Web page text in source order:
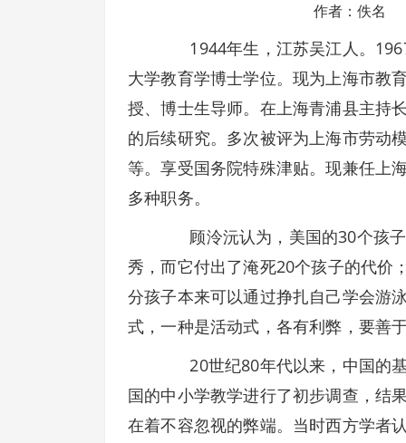
作者：佚名
1944年生，江苏吴江人。
大学教育学博士学位。现为上海市教
授、博士生导师。在上海青浦县主持
的后续研究。多次被评为上海市劳动
等。享受国务院特殊津贴。现兼任上
多种职务。
顾泠沅认为，美国的30个孩子
秀，而它付出了淹死20个孩子的代价
分孩子本来可以通过挣扎自己学会游
式，一种是活动式，各有利弊，要善
20世纪80年代以来，中国的基
国的中小学教学进行了初步调查，结
在着不容忽视的弊端。当时西方学者